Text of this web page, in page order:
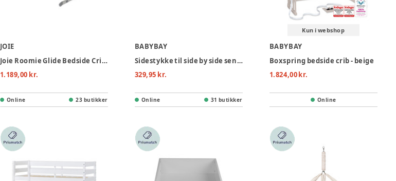
JOIE
Joie Roomie Glide Bedside Crib - Almond
1.189,00 kr.
Online 23 butikker
BABYBAY
Sidestykke til side by side seng Boxspring - Hvid
329,95 kr.
Online 31 butikker
Kun i webshop
BABYBAY
Boxspring bedside crib - beige
1.824,00 kr.
Online